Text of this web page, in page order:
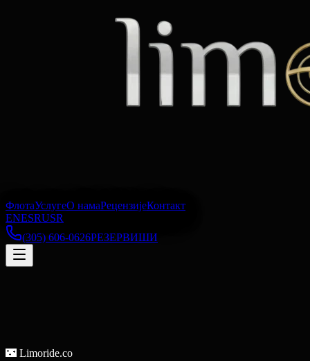
ФлотаУслугеО намаРецензијеКонтакт
ENESRUSR
(305) 606-0626РЕЗЕРВИШИ
🌃 Limoride.co